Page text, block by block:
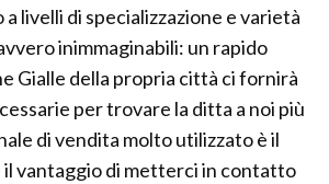
livelli di specializzazione e varietà
inimmaginabili: un rapido
Gialle della propria città ci fornirà
per trovare la ditta a noi più
di vendita molto utilizzato è il
il vantaggio di metterci in contatto